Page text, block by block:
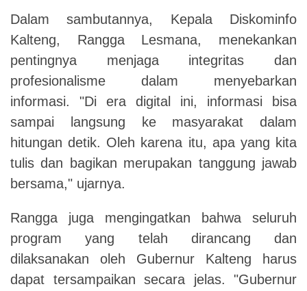
Dalam sambutannya, Kepala Diskominfo
Kalteng, Rangga Lesmana, menekankan
pentingnya menjaga integritas dan
profesionalisme dalam menyebarkan
informasi. "Di era digital ini, informasi bisa
sampai langsung ke masyarakat dalam
hitungan detik. Oleh karena itu, apa yang kita
tulis dan bagikan merupakan tanggung jawab
bersama," ujarnya.
Rangga juga mengingatkan bahwa seluruh
program yang telah dirancang dan
dilaksanakan oleh Gubernur Kalteng harus
dapat tersampaikan secara jelas. "Gubernur